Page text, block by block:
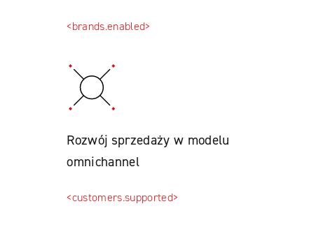
<brands.enabled>
Rozwój sprzedaży w modelu
omnichannel
<customers.supported>